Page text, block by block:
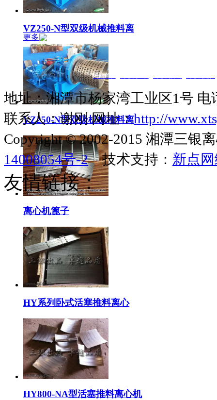
VZ250-N型双级机械推料离
VZ250-N型双级机械推料离
离心机篦子
HY系列卧式活塞推料离心
HY800-NA型活塞推料离心机
更多
网站首页
地址：湘潭市杨家湾工业区1号 电
联系人：谢刚 网址：http://
Copyright © 2002-2015 湘潭三银
14008054号-2技术支持： 新点
友情链接：